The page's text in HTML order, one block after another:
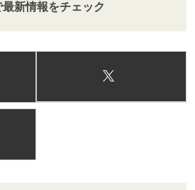
新情報をチェック